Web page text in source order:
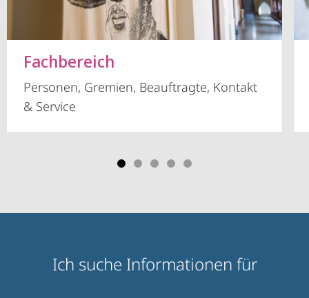
Fachbereich
Personen, Gremien, Beauftragte, Kontakt
& Service
Zielgruppeninformationen
Ich suche Informationen für